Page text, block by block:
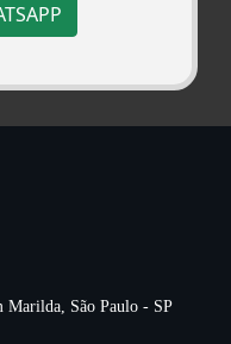
Marilda, São Paulo - SP